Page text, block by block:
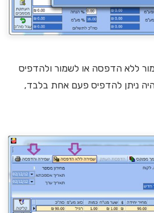
ללא הדפסה או לשמור ולהדפיס
ניתן להדפיס פעם אחת בלבד,